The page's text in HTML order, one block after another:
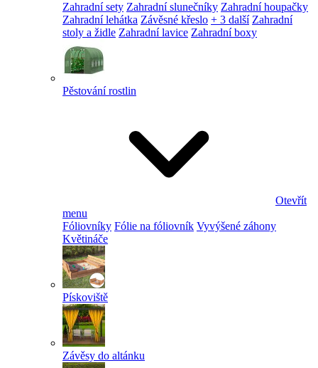
Zahradní sety Zahradní slunečníky Zahradní houpačky
Zahradní lehátka Závěsné křeslo + 3 další Zahradní
stoly a židle Zahradní lavice Zahradní boxy
Pěstování rostlin
Otevřít
menu
Fóliovníky Fólie na fóliovník Vyvýšené záhony
Květináče
Pískoviště
Závěsy do altánku